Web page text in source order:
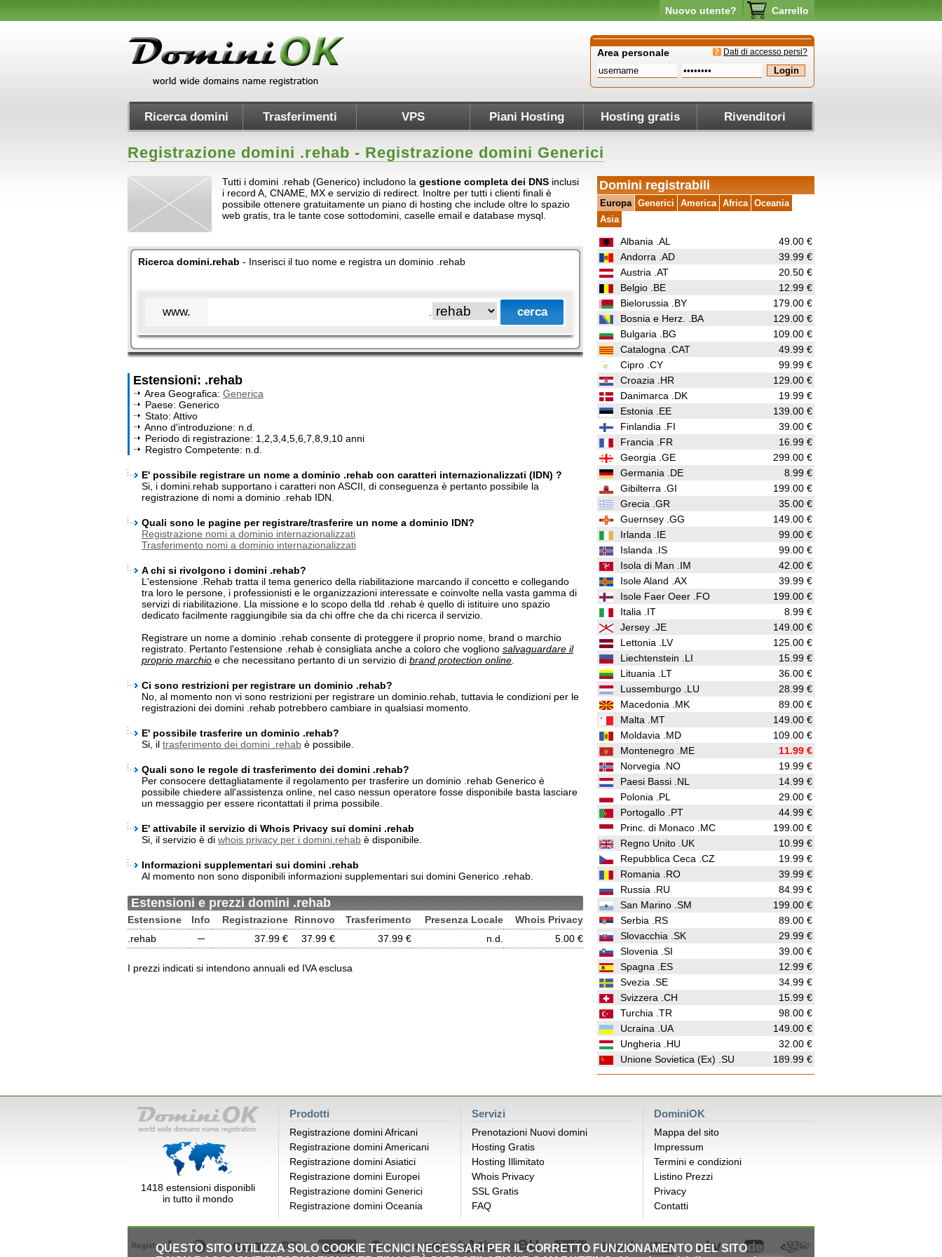
Nuovo utente? Carrello
Dati di accesso persi?
Area personale
Ricerca domini Trasferimenti VPS Piani Hosting Hosting gratis Rivenditori
Registrazione domini .rehab - Registrazione domini Generici
Tutti i domini .rehab (Generico) includono la gestione completa dei DNS inclusi
i record A, CNAME, MX e servizio di redirect. Inoltre per tutti i clienti finali è
possibile ottenere gratuitamente un piano di hosting che include oltre lo spazio
web gratis, tra le tante cose sottodomini, caselle email e database mysql.
Ricerca domini.rehab - Inserisci il tuo nome e registra un dominio .rehab
www.
Estensioni: .rehab
Area Geografica: Generica
Paese: Generico
Stato: Attivo
Anno d'introduzione: n.d.
Periodo di registrazione: 1,2,3,4,5,6,7,8,9,10 anni
Registro Competente: n.d.
E' possibile registrare un nome a dominio .rehab con caratteri internazionalizzati (IDN) ?
Si, i domini.rehab supportano i caratteri non ASCII, di conseguenza è pertanto possibile la
registrazione di nomi a dominio .rehab IDN.
Quali sono le pagine per registrare/trasferire un nome a dominio IDN?
Registrazione nomi a dominio internazionalizzati
Trasferimento nomi a dominio internazionalizzati
A chi si rivolgono i domini .rehab?
L'estensione .Rehab tratta il tema generico della riabilitazione marcando il concetto e collegando
tra loro le persone, i professionisti e le organizzazioni interessate e coinvolte nella vasta gamma di
servizi di riabilitazione. Lla missione e lo scopo della tld .rehab è quello di istituire uno spazio
dedicato facilmente raggiungibile sia da chi offre che da chi ricerca il servizio.
Registrare un nome a dominio .rehab consente di proteggere il proprio nome, brand o marchio
registrato. Pertanto l'estensione .rehab è consigliata anche a coloro che vogliono salvaguardare il
proprio marchio e che necessitano pertanto di un servizio di brand protection online
Ci sono restrizioni per registrare un dominio .rehab?
No, al momento non vi sono restrizioni per registrare un dominio.rehab, tuttavia le condizioni per le
registrazioni dei domini .rehab potrebbero cambiare in qualsiasi momento.
E' possibile trasferire un dominio .rehab?
Si, il trasferimento dei domini .rehab è possibile.
Quali sono le regole di trasferimento dei domini .rehab?
Per consocere dettagliatamente il regolamento per trasferire un dominio .rehab Generico è
possibile chiedere all'assistenza online, nel caso nessun operatore fosse disponibile basta lasciare
un messaggio per essere ricontattati il prima possibile.
E' attivabile il servizio di Whois Privacy sui domini .rehab
Si, il servizio è di whois privacy per i domini.rehab è disponibile.
Informazioni supplementari sui domini .rehab
Al momento non sono disponibili informazioni supplementari sui domini Generico .rehab.
Estensioni e prezzi domini .rehab
Estensione Info Registrazione Rinnovo Trasferimento Presenza Locale
Whois Privacy
.rehab
─ 37.99 € 37.99 € 37.99 € n.d. 5.00 €
I prezzi indicati si intendono annuali ed IVA esclusa
Domini registrabili
Europa Generici America Africa Oceania
Asia
Albania .AL
49.00 €
Andorra .AD
39.99 €
Austria .AT
20.50 €
Belgio .BE
12.99 €
Bielorussia .BY
179.00 €
Bosnia e Herz. .BA
129.00 €
Bulgaria .BG
109.00 €
Catalogna .CAT
49.99 €
Cipro .CY
99.99 €
Croazia .HR
129.00 €
Danimarca .DK
19.99 €
Estonia .EE
139.00 €
Finlandia .FI
39.00 €
Francia .FR
16.99 €
Georgia .GE
299.00 €
Germania .DE
8.99 €
Gibilterra .GI
199.00 €
Grecia .GR
35.00 €
Guernsey .GG
149.00 €
Irlanda .IE
99.00 €
Islanda .IS
99.00 €
Isola di Man .IM
42.00 €
Isole Aland .AX
39.99 €
Isole Faer Oeer .FO
199.00 €
Italia .IT
8.99 €
Jersey .JE
149.00 €
Lettonia .LV
125.00 €
Liechtenstein .LI
15.99 €
Lituania .LT
36.00 €
Lussemburgo .LU
28.99 €
Macedonia .MK
89.00 €
Malta .MT
149.00 €
Moldavia .MD
109.00 €
Montenegro .ME
11.99 €
Norvegia .NO
19.99 €
Paesi Bassi .NL
14.99 €
Polonia .PL
29.00 €
Portogallo .PT
44.99 €
Princ. di Monaco .MC
199.00 €
Regno Unito .UK
10.99 €
Repubblica Ceca .CZ
19.99 €
Romania .RO
39.99 €
Russia .RU
84.99 €
San Marino .SM
199.00 €
Serbia .RS
89.00 €
Slovacchia .SK
29.99 €
Slovenia .SI
39.00 €
Spagna .ES
12.99 €
Svezia .SE
34.99 €
Svizzera .CH
15.99 €
Turchia .TR
98.00 €
Ucraina .UA
149.00 €
Ungheria .HU
32.00 €
Unione Sovietica (Ex) .SU
189.99 €
1418 estensioni disponibli
in tutto il mondo
Prodotti
Registrazione domini Africani
Registrazione domini Americani
Registrazione domini Asiatici
Registrazione domini Europei
Registrazione domini Generici
Registrazione domini Oceania
Servizi
Prenotazioni Nuovi domini
Hosting Gratis
Hosting Illimitato
Whois Privacy
SSL Gratis
FAQ
DominiOK
Mappa del sito
Impressum
Termini e condizioni
Listino Prezzi
Privacy
Contatti
QUESTO SITO UTILIZZA SOLO COOKIE TECNICI NECESSARI PER IL CORRETTO FUNZIONAMENTO DEL SITO